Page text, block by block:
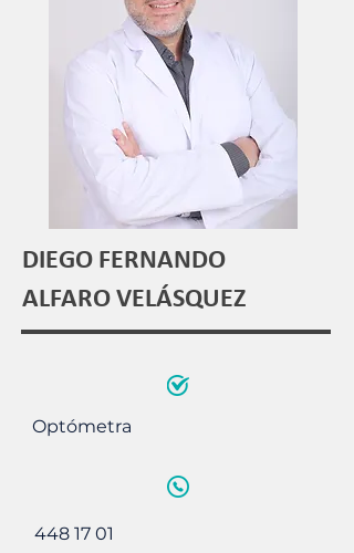
DIEGO FERNANDO
ALFARO VELÁSQUEZ
Optómetra
448 17 01